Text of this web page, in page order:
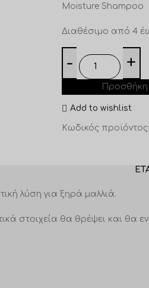
Moisture Shampoo
Διαθέσιμο από 4
Add to wishlist
Κωδικός προϊόντος:
λύση για ξηρά μαλλιά.
στοιχεία θα θρέψει και θα